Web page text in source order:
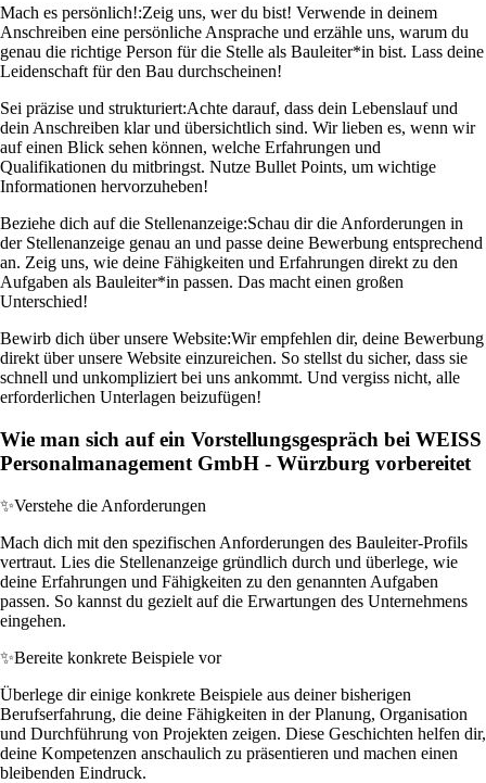
Mach es persönlich!:Zeig uns, wer du bist! Verwende in deinem
Anschreiben eine persönliche Ansprache und erzähle uns, warum du
genau die richtige Person für die Stelle als Bauleiter*in bist. Lass deine
Leidenschaft für den Bau durchscheinen!
Sei präzise und strukturiert:Achte darauf, dass dein Lebenslauf und
dein Anschreiben klar und übersichtlich sind. Wir lieben es, wenn wir
auf einen Blick sehen können, welche Erfahrungen und
Qualifikationen du mitbringst. Nutze Bullet Points, um wichtige
Informationen hervorzuheben!
Beziehe dich auf die Stellenanzeige:Schau dir die Anforderungen in
der Stellenanzeige genau an und passe deine Bewerbung entsprechend
an. Zeig uns, wie deine Fähigkeiten und Erfahrungen direkt zu den
Aufgaben als Bauleiter*in passen. Das macht einen großen
Unterschied!
Bewirb dich über unsere Website:Wir empfehlen dir, deine Bewerbung
direkt über unsere Website einzureichen. So stellst du sicher, dass sie
schnell und unkompliziert bei uns ankommt. Und vergiss nicht, alle
erforderlichen Unterlagen beizufügen!
Wie man sich auf ein Vorstellungsgespräch bei WEISS
Personalmanagement GmbH - Würzburg vorbereitet
✨Verstehe die Anforderungen
Mach dich mit den spezifischen Anforderungen des Bauleiter-Profils
vertraut. Lies die Stellenanzeige gründlich durch und überlege, wie
deine Erfahrungen und Fähigkeiten zu den genannten Aufgaben
passen. So kannst du gezielt auf die Erwartungen des Unternehmens
eingehen.
✨Bereite konkrete Beispiele vor
Überlege dir einige konkrete Beispiele aus deiner bisherigen
Berufserfahrung, die deine Fähigkeiten in der Planung, Organisation
und Durchführung von Projekten zeigen. Diese Geschichten helfen dir,
deine Kompetenzen anschaulich zu präsentieren und machen einen
bleibenden Eindruck.